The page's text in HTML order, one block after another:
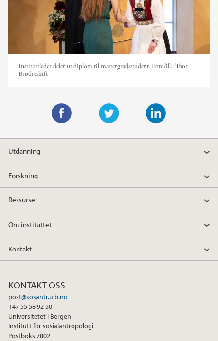
Instituttleder deler ut diplom til mastergradsstudent. Foto/ill.:Thor
Brødreskift
w
t
e
i
k
d
n
a
e
o
k
Utdanning
Forskning
Ressurser
Om instituttet
Kontakt
KONTAKT OSS
post@sosantr.uib.no
+47 55 58 92 50
Universitetet i Bergen
Institutt for sosialantropologi
Postboks 7802